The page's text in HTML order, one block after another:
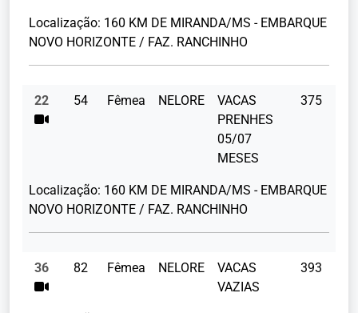
Localização: 160 KM DE MIRANDA/MS - EMBARQUE
NOVO HORIZONTE / FAZ. RANCHINHO
22 54 Fêmea NELORE
VACAS
PRENHES
05/07
MESES
375
Localização: 160 KM DE MIRANDA/MS - EMBARQUE
NOVO HORIZONTE / FAZ. RANCHINHO
36 82 Fêmea NELORE
VACAS
VAZIAS
393